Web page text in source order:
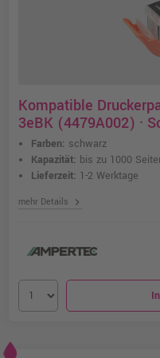
Kompatible
3eBK (4479A002) ·
Farben: schwarz
Kapazität: bis zu 1000
Lieferzeit: 1-2 Werktage
mehr Details chevron_right